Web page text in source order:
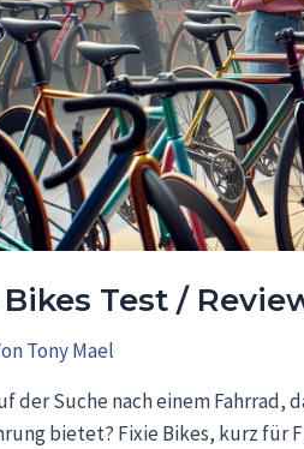
Test /
Tony Mael
der Suche nach einem
bietet? Fixie Bikes, kurz für